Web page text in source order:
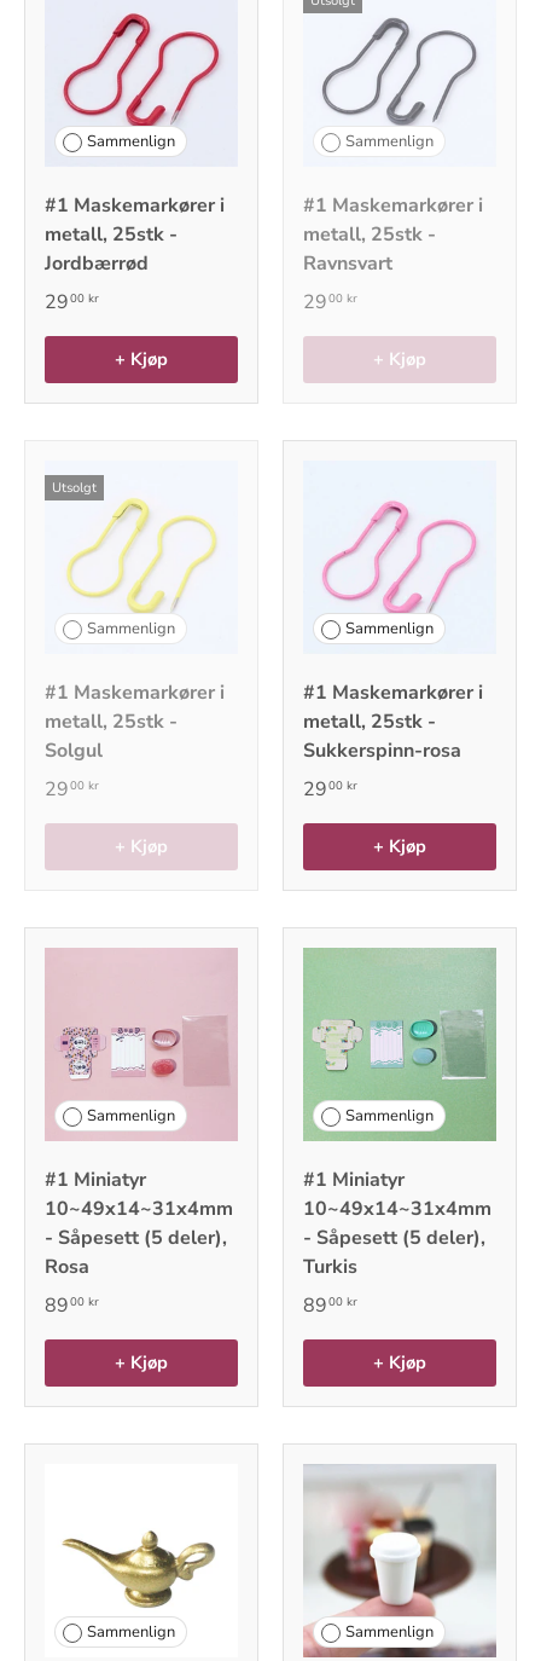
Sammenlign
#1 Maskemarkører i
metall, 25stk -
Jordbærrød
2900 kr
+ Kjøp
Sammenlign
#1 Maskemarkører i
metall, 25stk -
Ravnsvart
2900 kr
+ Kjøp
Utsolgt
Sammenlign
#1 Maskemarkører i
metall, 25stk -
Solgul
2900 kr
+ Kjøp
Sammenlign
#1 Maskemarkører i
metall, 25stk -
Sukkerspinn-rosa
2900 kr
+ Kjøp
Sammenlign
#1 Miniatyr
10~49x14~31x4mm
- Såpesett (5 deler),
Rosa
8900 kr
+ Kjøp
Sammenlign
#1 Miniatyr
10~49x14~31x4mm
- Såpesett (5 deler),
Turkis
8900 kr
+ Kjøp
Sammenlign Sammenlign